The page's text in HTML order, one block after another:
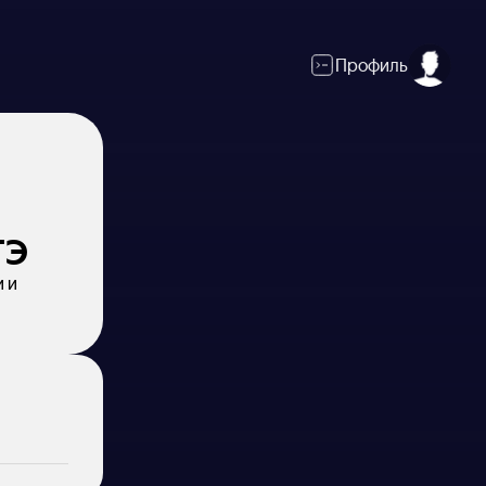
Профиль
и